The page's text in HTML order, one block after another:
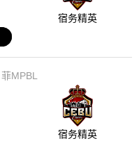
宿务精英
菲MPBL
宿务精英